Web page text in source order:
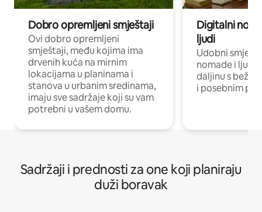
Dobro opremljeni smještaji
Ovi dobro opremljeni
smještaji, među kojima ima
drvenih kuća na mirnim
lokacijama u planinama i
stanova u urbanim sredinama,
imaju sve sadržaje koji su vam
potrebni u vašem domu.
Digitalni
ljudi
Udobni
nomade i ljude
daljinu s
i posebnim
Sadržaji i prednosti za one koji planiraju
duži boravak